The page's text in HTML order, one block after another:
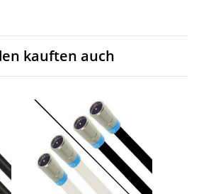
kauften auch